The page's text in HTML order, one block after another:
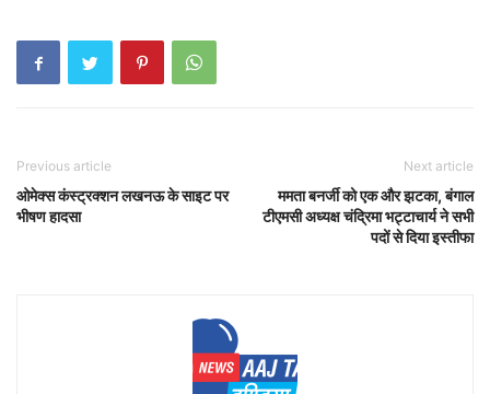
Previous article
ओमेक्स कंस्ट्रक्शन लखनऊ के साइट पर
भीषण हादसा
Next article
ममता बनर्जी को एक और झटका, बंगाल
टीएमसी अध्यक्ष चंद्रिमा भट्टाचार्य ने सभी
पदों से दिया इस्तीफा